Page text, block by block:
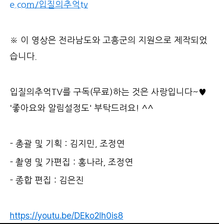
e.com/입질의추억tv
※ 이 영상은 전라남도와 고흥군의 지원으로 제작되었
습니다.
입질의추억TV를 구독(무료)하는 것은 사랑입니다~♥
'좋아요와 알림설정도' 부탁드려요! ^^
- 총괄 및 기획 : 김지민, 조정연
- 촬영 및 가편집 : 홍나라, 조정연
- 종합 편집 : 김은진
https://youtu.be/DEko2lh0is8